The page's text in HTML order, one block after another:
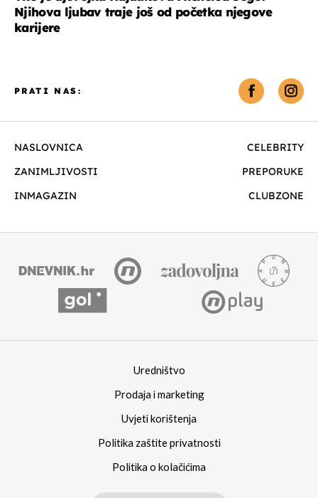
Njihova ljubav traje još od početka njegove
karijere
NASLOVNICA
CELEBRITY
ZANIMLJIVOSTI
PREPORUKE
INMAGAZIN
CLUBZONE
PRATI NAS:
Uredništvo
Prodaja i marketing
Uvjeti korištenja
Politika zaštite privatnosti
Politika o kolačićima